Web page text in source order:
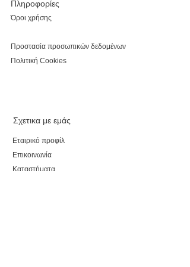
Πληροφορίες
Όροι χρήσης
Προστασία προσωπικών δεδομένων
Πολιτική Cookies
Σχετικα με εμάς
Εταιρικό προφίλ
Επικοινωνία
Καταστήματα